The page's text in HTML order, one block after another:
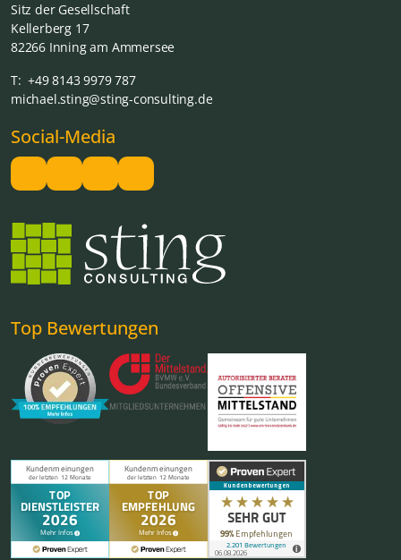
Sitz der Gesellschaft
Kellerberg 17
82266 Inning am Ammersee
T: +49 8143 9979 787
michael.sting@sting-consulting.de
Social-Media
Top Bewertungen